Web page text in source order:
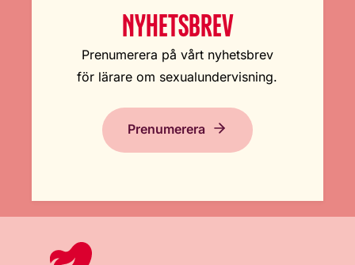
NYHETSBREV
Prenumerera på vårt nyhetsbrev
för lärare om sexualundervisning.
Prenumerera